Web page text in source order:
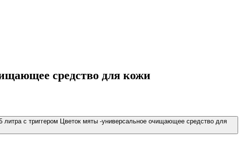
средство для кожи
с триггером Цветок мяты -универсальное очищающее средство для